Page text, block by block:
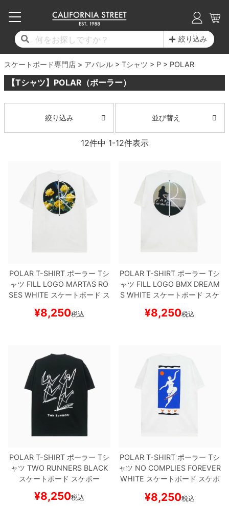
絞り込み
スケートボード専門店 アパレル Tシャツ P POLAR
【Tシャツ】POLAR（ポーラー）
絞り込み 並び替え
12件中 1-12件表示
POLAR T-SHIRT ポーラー Tシ
ャツ FILL LOGO MARTAS RO
SES WHITE スケートボード ス
¥8,250税込
POLAR T-SHIRT ポーラー Tシ
ャツ FILL LOGO BMX DREAM
S WHITE スケートボード スケ
¥8,250税込
POLAR T-SHIRT ポーラー Tシ
ャツ TWO RUNNERS BLACK
スケートボード スケボー
¥8,250税込
POLAR T-SHIRT ポーラー Tシ
ャツ NO COMPLIES FOREVER
WHITE スケートボード スケボ
¥8,250税込
17時までのご注文は当日発送！
11,000円以上で送料無料！
毎月1日はポイント5倍！10日と20日は3倍！
コンプリートセット（完成品）
デッキ
17時までのご注文は当日発送！
11,000円以上で送料無料！
毎月1日はポイント5倍！10日と20日は3倍！
デッキ新着一覧
デッキブランド一覧（全てのデッキ）
サイズからデッキを選ぶ
子供用デッキ
7.0inch以下
7.2inch
8.0inch
8.1inch
8.4inch
8.5inch
8.7inch
8.8inch
17時までのご注文は当日発送！
11,000円以上で送料無料！
毎月1日はポイント5倍！10日と20日は3倍！
トラック新着一覧
トラックブランド一覧（全てのトラック）
適合デッキサイズから選ぶ
7.0inch以下
7.2inch
7.3inch
8.1inch
8.2inch
8.5inch
8.6inch
8.8inch
8.9inch
17時までのご注文は当日発送！
11,000円以上で送料無料！
毎月1日はポイント5倍！10日と20日は3倍！
ウィール新着一覧
ウィールブランド一覧（全てのウィール）
ウィールをサイズから選ぶ
50mm
51mm
52mm
59mm
60mm
64mm
65mm
72mm
75mm
ボーンズ XF（エックスフォーミュラ）
ラ）
ソフトウィール（クルーザー）
ベアリング
パーツ・その他
練習用アイテム（初心者におすすめ）
スケートケース・バッグ
メディア（雑誌・DVD・CD）
17時までのご注文は当日発送！
11,000円以上で送料無料！
毎月1日はポイント5倍！10日と20日は3倍！
シューズ新着一覧
シューズブランド一覧
シューズをサイズから選ぶ
20cm
21cm
22cm
25.5cm
26cm
27.5cm
28cm
29cm
29.5cm
インソール
17時までのご注文は当日発送！
11,000円以上で送料無料！
毎月1日はポイント5倍！10日と20日は3倍！
Tシャツ
ロングスリーブTシャツ
トレーナー・セーター
長袖ボタンシャツ
キャップ
ソックス
アンダーウエア
サイズの測り方
17時までのご注文は当日発送！
11,000円以上で送料無料！
毎月1日はポイント5倍！10日と20日は3倍！
最新ブログ一覧
カテゴリー
17時までのご注文は当日発送！
11,000円以上で送料無料！
毎月1日はポイント5倍！10日と20日は3倍！
初心者の方へ
ブランド紹介
17時までのご注文は当日発送！
11,000円以上で送料無料！
毎月1日はポイント5倍！10日と20日は3倍！
店舗情報
ショップライダー紹介